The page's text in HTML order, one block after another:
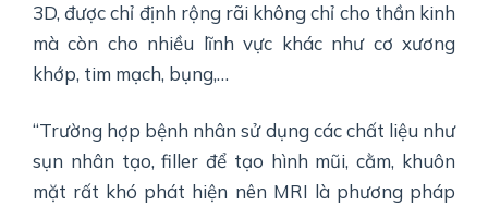
3D, được chỉ định rộng rãi không chỉ cho thần kinh
mà còn cho nhiều lĩnh vực khác như cơ xương
khớp, tim mạch, bụng,…
“Trường hợp bệnh nhân sử dụng các chất liệu như
sụn nhân tạo, filler để tạo hình mũi, cằm, khuôn
mặt rất khó phát hiện nên MRI là phương pháp